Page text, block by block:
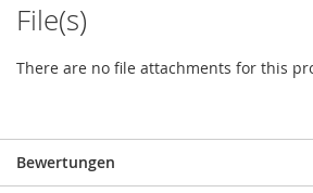
File(s)
There are no file attachments for this
Bewertungen